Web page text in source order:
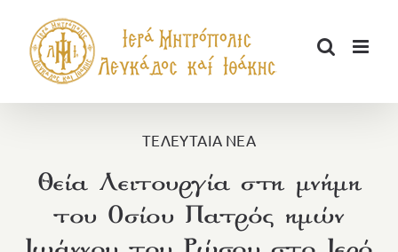
περιεχόμενο
ΤΕΛΕΥΤΑΙΑ ΝΕΑ
Θεία Λειτουργία στη μνήμη
του Οσίου Πατρός ημών